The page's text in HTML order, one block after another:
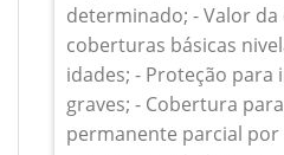
determinado; - Valor
coberturas básicas
idades; - Proteção para
graves; - Cobertura
permanente parcial por